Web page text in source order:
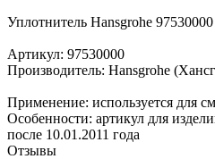
Уплотнитель Hansgrohe 97530000
Артикул: 97530000
Производитель: Hansgrohe
Применение: используется для
Особенности: артикул для
после 10.01.2011 года
Отзывы